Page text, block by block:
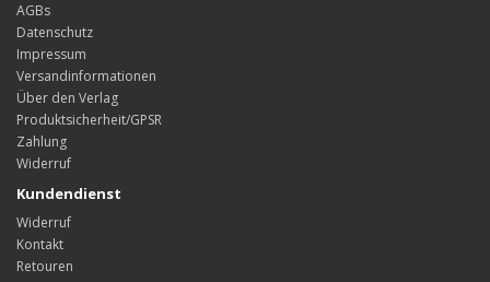
AGBs
Datenschutz
Impressum
Versandinformationen
Über den Verlag
Produktsicherheit/GPSR
Zahlung
Widerruf
Kundendienst
Widerruf
Kontakt
Retouren